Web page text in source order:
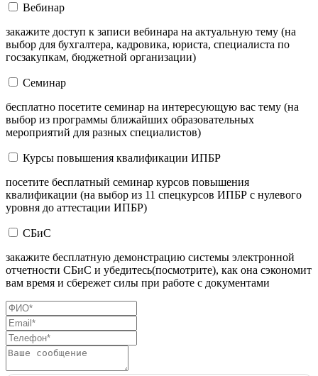
Вебинар
закажите доступ к записи вебинара на актуальную тему (на
выбор для бухгалтера, кадровика, юриста, специалиста по
госзакупкам, бюджетной организации)
Семинар
бесплатно посетите семинар на интересующую вас тему (на
выбор из программы ближайших образовательных
мероприятий для разных специалистов)
Курсы повышения квалификации ИПБР
посетите бесплатный семинар курсов повышения
квалификации (на выбор из 11 спецкурсов ИПБР с нулевого
уровня до аттестации ИПБР)
СБиС
закажите бесплатную демонстрацию системы электронной
отчетности СБиС и убедитесь(посмотрите), как она сэкономит
вам время и сбережет силы при работе с документами